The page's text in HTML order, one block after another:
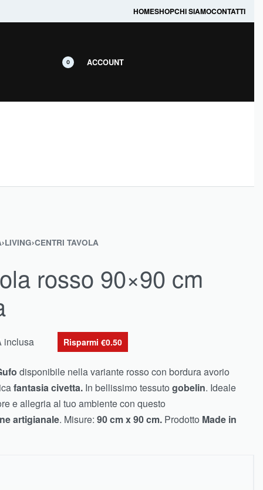
HOMESHOPCHI SIAMOCONTATTI
0 ACCOUNT
›LIVING›CENTRI TAVOLA
rosso 90×90 cm
inclusa Risparmi €0.50
disponibile nella variante rosso con bordura avorio
fantasia civetta.In bellissimo tessuto gobelin. Ideale
e allegria al tuo ambiente con questo
artigianale. Misure: 90 cm x 90 cm.Prodotto Made in